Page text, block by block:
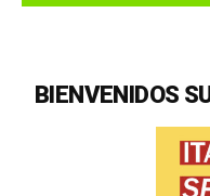
BIENVENIDOS